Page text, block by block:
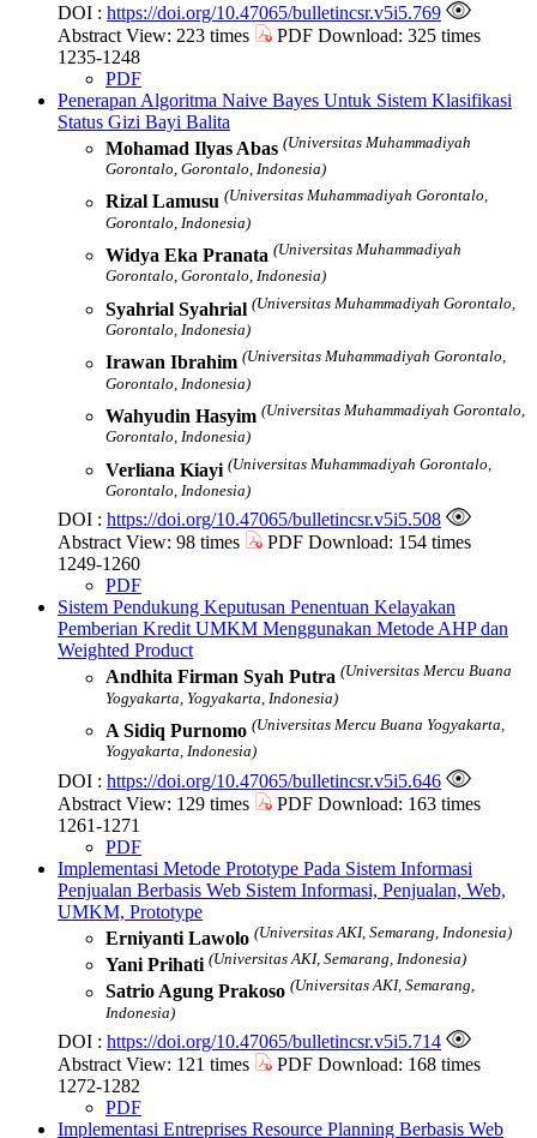
DOI : https://doi.org/10.47065/bulletincsr.v5i5.769
Abstract View: 223 times
PDF Download: 325 times
1235-1248
PDF
Penerapan Algoritma Naive Bayes Untuk Sistem Klasifikasi
Status Gizi Bayi Balita
Mohamad Ilyas Abas (Universitas Muhammadiyah
Gorontalo, Gorontalo, Indonesia)
Rizal Lamusu (Universitas Muhammadiyah Gorontalo,
Gorontalo, Indonesia)
Widya Eka Pranata (Universitas Muhammadiyah
Gorontalo, Gorontalo, Indonesia)
Syahrial Syahrial (Universitas Muhammadiyah Gorontalo,
Gorontalo, Indonesia)
Irawan Ibrahim (Universitas Muhammadiyah Gorontalo,
Gorontalo, Indonesia)
Wahyudin Hasyim (Universitas Muhammadiyah Gorontalo,
Gorontalo, Indonesia)
Verliana Kiayi (Universitas Muhammadiyah Gorontalo,
Gorontalo, Indonesia)
DOI : https://doi.org/10.47065/bulletincsr.v5i5.508
Abstract View: 98 times
PDF Download: 154 times
1249-1260
PDF
Sistem Pendukung Keputusan Penentuan Kelayakan
Pemberian Kredit UMKM Menggunakan Metode AHP dan
Weighted Product
Andhita Firman Syah Putra (Universitas Mercu Buana
Yogyakarta, Yogyakarta, Indonesia)
A Sidiq Purnomo (Universitas Mercu Buana Yogyakarta,
Yogyakarta, Indonesia)
DOI : https://doi.org/10.47065/bulletincsr.v5i5.646
Abstract View: 129 times
PDF Download: 163 times
1261-1271
PDF
Implementasi Metode Prototype Pada Sistem Informasi
Penjualan Berbasis Web Sistem Informasi, Penjualan, Web,
UMKM, Prototype
Erniyanti Lawolo (Universitas AKI, Semarang, Indonesia)
Yani Prihati (Universitas AKI, Semarang, Indonesia)
Satrio Agung Prakoso (Universitas AKI, Semarang,
Indonesia)
DOI : https://doi.org/10.47065/bulletincsr.v5i5.714
Abstract View: 121 times
PDF Download: 168 times
1272-1282
PDF
Implementasi Entreprises Resource Planning Berbasis Web